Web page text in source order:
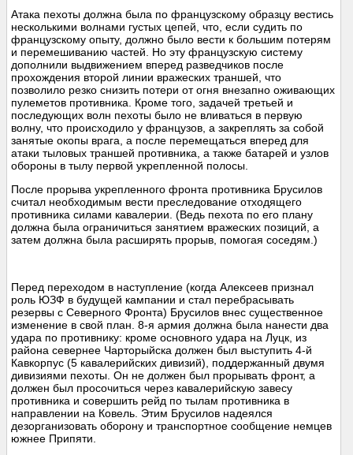
Атака пехоты должна была по французскому образцу вестись
несколькими волнами густых цепей, что, если судить по
французскому опыту, должно было вести к большим потерям
и перемешиванию частей. Но эту французскую систему
дополнили выдвижением вперед разведчиков после
прохождения второй линии вражеских траншей, что
позволило резко снизить потери от огня внезапно оживающих
пулеметов противника. Кроме того, задачей третьей и
последующих волн пехоты было не вливаться в первую
волну, что происходило у французов, а закреплять за собой
занятые окопы врага, а после перемещаться вперед для
атаки тыловых траншей противника, а также батарей и узлов
обороны в тылу первой укрепленной полосы.
После прорыва укрепленного фронта противника Брусилов
считал необходимым вести преследование отходящего
противника силами кавалерии. (Ведь пехота по его плану
должна была ограничиться занятием вражеских позиций, а
затем должна была расширять прорыв, помогая соседям.)
Перед переходом в наступление (когда Алексеев признал
роль ЮЗФ в будущей кампании и стал перебрасывать
резервы с Северного Фронта) Брусилов внес существенное
изменение в свой план. 8-я армия должна была нанести два
удара по противнику: кроме основного удара на Луцк, из
района севернее Чарторыйска должен был выступить 4-й
Кавкорпус (5 кавалерийских дивизий), поддержанный двумя
дивизиями пехоты. Он не должен был прорывать фронт, а
должен был просочиться через кавалерийскую завесу
противника и совершить рейд по тылам противника в
направлении на Ковель. Этим Брусилов надеялся
дезорганизовать оборону и транспортное сообщение немцев
южнее Припяти.